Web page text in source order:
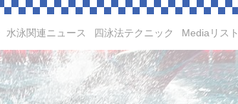
水泳関連ニュース 四泳法テクニック Mediaリスト